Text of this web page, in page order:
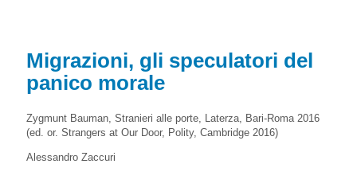
Migrazioni, gli speculatori del
panico morale
Zygmunt Bauman, Stranieri alle porte, Laterza, Bari-Roma 2016
(ed. or. Strangers at Our Door, Polity, Cambridge 2016)
Alessandro Zaccuri